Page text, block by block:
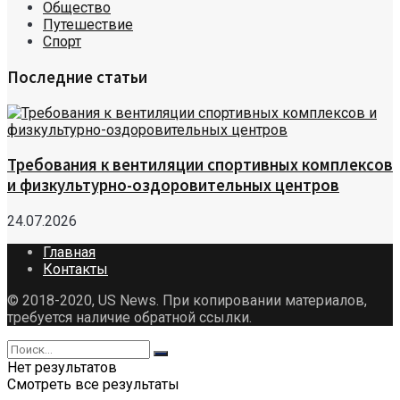
Общество
Путешествие
Спорт
Последние статьи
Требования к вентиляции спортивных комплексов
и физкультурно-оздоровительных центров
24.07.2026
Главная
Контакты
© 2018-2020, US News. При копировании материалов,
требуется наличие обратной ссылки.
Нет результатов
Смотреть все результаты